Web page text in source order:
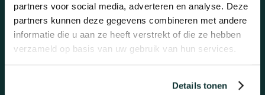
partners voor social media, adverteren en analyse. Deze
partners kunnen deze gegevens combineren met andere
informatie die u aan ze heeft verstrekt of die ze hebben
verzameld op basis van uw gebruik van hun services.
Details tonen
Altijd dezelfde werkdag antwoord!